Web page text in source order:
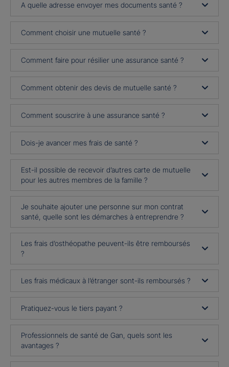
A quelle adresse envoyer mes documents santé ?
Comment choisir une mutuelle santé ?
Comment faire pour résilier une assurance santé ?
Comment obtenir des devis de mutuelle santé ?
Comment souscrire à une assurance santé ?
Dois-je avancer mes frais de santé ?
Est-il possible de recevoir d’autres carte de mutuelle
pour les autres membres de la famille ?
Je souhaite ajouter une personne sur mon contrat
santé, quelle sont les démarches à entreprendre ?
Les frais d’osthéopathe peuvent-ils être remboursés
?
Les frais médicaux à l’étranger sont-ils remboursés ?
Pratiquez-vous le tiers payant ?
Professionnels de santé de Gan, quels sont les
avantages ?